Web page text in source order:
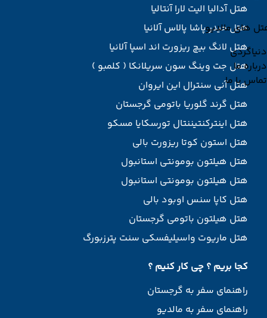
های مالدیو
دنیاگردی
درباره ما
تماس با ما
هتل آدالیا الیت لارا آنتالیا
هتل حیدر پاشا پالاس آلانیا
هتل لانگ بیچ ریزورت اند اسپا آلانیا
هتل جت وینگ سون سریلانکا ( کلمبو )
هتل آنی سنترال این ایروان
هتل گرند گلوریا باتومی گرجستان
هتل اینترکنتیننتال تورسکایا مسکو
هتل استون کوتا ریزورت بالی
هتل هیلتون بومونتی استانبول
هتل هیلتون بومونتی استانبول
هتل کاپا سنس اوبود بالی
هتل هیلتون باتومی گرجستان
هتل ماریوت واسیلیفسکی سنت پترزبورگ
کجا بریم ؟ چی کار کنیم ؟
راهنمای سفر به گرجستان
راهنمای سفر به مالدیو